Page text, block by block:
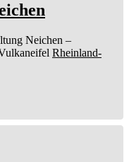
Neichen –
Rheinland-